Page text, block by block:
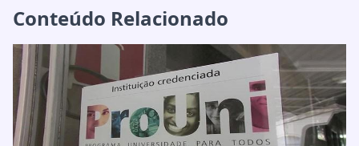
Conteúdo Relacionado